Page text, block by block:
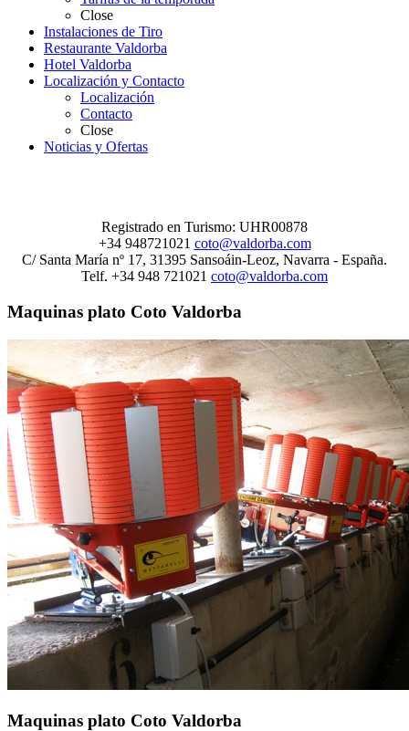
Close
Instalaciones de Tiro
Restaurante Valdorba
Hotel Valdorba
Localización y Contacto
Localización
Contacto
Close
Noticias y Ofertas
Registrado en Turismo: UHR00878
+34 948721021 coto@valdorba.com
C/ Santa María nº 17, 31395 Sansoáin-Leoz, Navarra - España.
Telf. +34 948 721021 coto@valdorba.com
Maquinas plato Coto Valdorba
Maquinas plato Coto Valdorba